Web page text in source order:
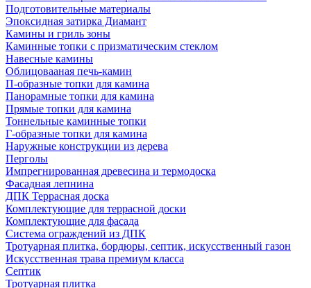
Подготовительные материалы
Эпоксидная затирка Диамант
Камины и гриль зоны
Каминные топки с призматическим стеклом
Навесные камины
Облицовааная печь-камин
П-образные топки для камина
Панорамные топки для камина
Прямые топки для камина
Тоннельные каминные топки
Г-образные топки для камина
Наружные конструкции из дерева
Перголы
Импрегнированная древесина и термодоска
Фасадная лепнина
ДПК Террасная доска
Комплектующие для террасной доски
Комплектующие для фасада
Система ограждений из ДПК
Тротуарная плитка, бордюры, септик, искусственный газон
Искусственная трава премиум класса
Септик
Тротуарная плитка